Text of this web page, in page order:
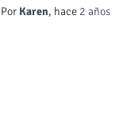
Por Karen, hace 2 años